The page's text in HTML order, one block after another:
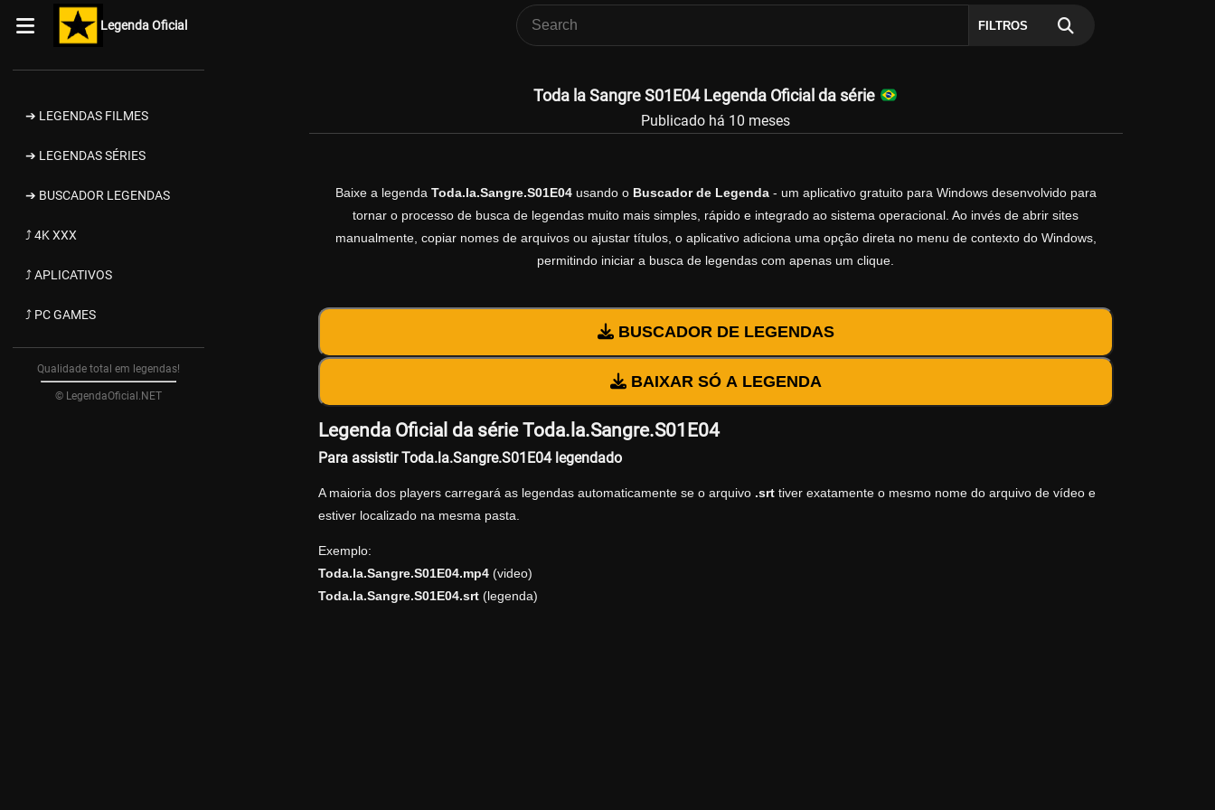
Legenda Oficial FILTROS
➔ LEGENDAS FILMES
➔ LEGENDAS SÉRIES
➔ BUSCADOR LEGENDAS
⤴ 4K XXX
⤴ APLICATIVOS
⤴ PC GAMES
Qualidade total em legendas!
© LegendaOficial.NET
Toda la Sangre S01E04 Legenda Oficial da série
Publicado há 10 meses
Baixe a legenda Toda.la.Sangre.S01E04usando o Buscador de Legenda- um aplicativo gratuito para Windows desenvolvido para
tornar o processo de busca de legendas muito mais simples, rápido e integrado ao sistema operacional. Ao invés de abrir sites
manualmente, copiar nomes de arquivos ou ajustar títulos, o aplicativo adiciona uma opção direta no menu de contexto do Windows,
permitindo iniciar a busca de legendas com apenas um clique.
BUSCADOR DE LEGENDAS
BAIXAR SÓ A LEGENDA
Legenda Oficial da série Toda.la.Sangre.S01E04
Para assistir Toda.la.Sangre.S01E04 legendado
A maioria dos players carregará as legendas automaticamente se o arquivo .srttiver exatamente o mesmo nome do arquivo de vídeo e
estiver localizado na mesma pasta.
Exemplo:
Toda.la.Sangre.S01E04.mp4(video)
Toda.la.Sangre.S01E04.srt(legenda)